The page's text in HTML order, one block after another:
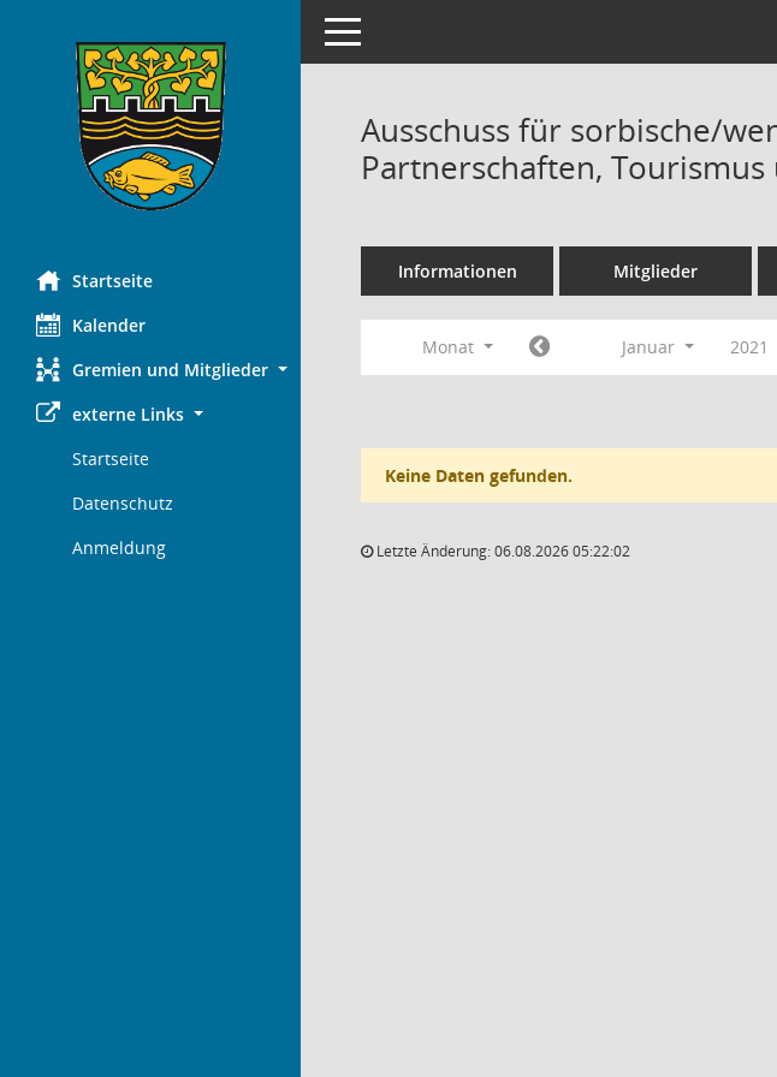
Startseite
Kalender
Gremien und Mitglieder
externe Links
Startseite
Datenschutz
Anmeldung
Toggle navigation
Ausschuss für sorbische/
Partnerschaften,
Informationen Mitglieder
Monat Januar 2021
Keine Daten gefunden.
Letzte Änderung: 06.08.2026 05:22:02